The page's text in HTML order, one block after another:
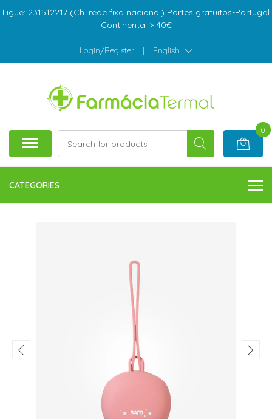
Ligue: 231512217 (Ch. rede fixa nacional) Portes gratuitos-Portugal
Continental > 40€
Login/Register | English
0
CATEGORIES